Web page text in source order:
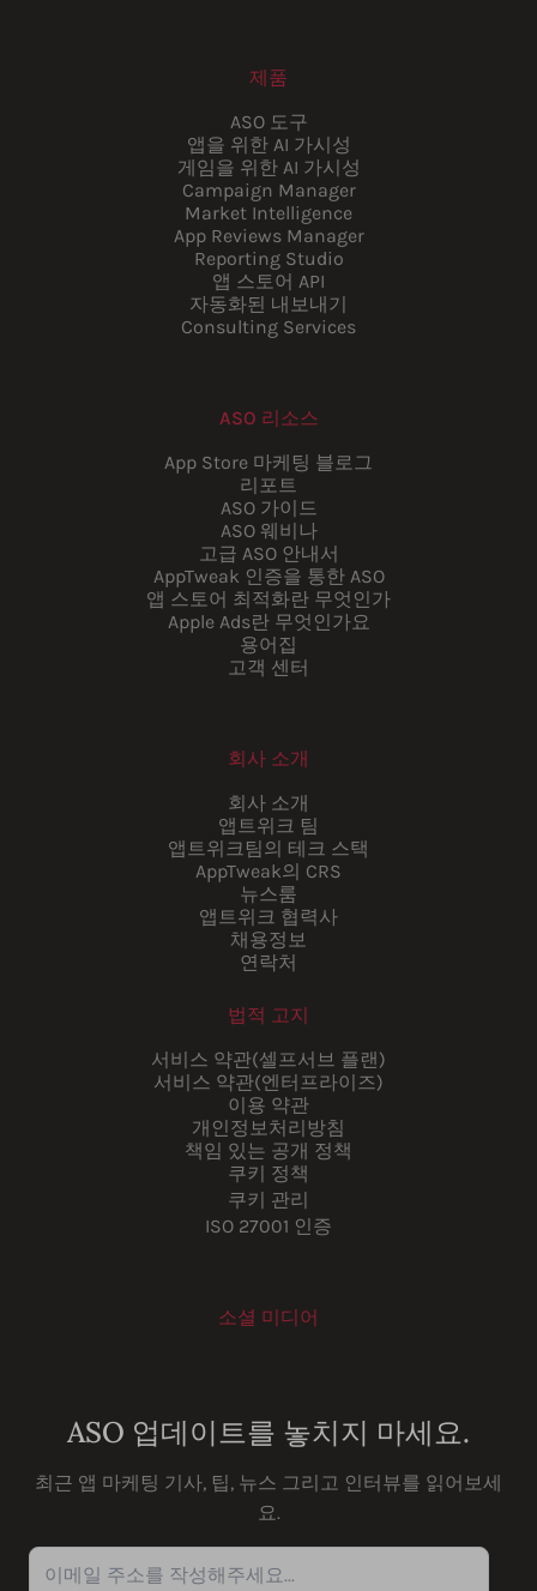
제품
ASO 도구
앱을 위한 AI 가시성
게임을 위한 AI 가시성
Campaign Manager
Market Intelligence
App Reviews Manager
Reporting Studio
앱 스토어 API
자동화된 내보내기
Consulting Services
ASO 리소스
App Store 마케팅 블로그
리포트
ASO 가이드
ASO 웨비나
고급 ASO 안내서
AppTweak 인증을 통한 ASO
앱 스토어 최적화란 무엇인가
Apple Ads란 무엇인가요
용어집
고객 센터
회사 소개
회사 소개
앱트위크 팀
앱트위크팀의 테크 스택
AppTweak의 CRS
뉴스룸
앱트위크 협력사
채용정보
연락처
법적 고지
서비스 약관(셀프서브 플랜)
서비스 약관(엔터프라이즈)
이용 약관
개인정보처리방침
책임 있는 공개 정책
쿠키 정책
쿠키 관리
ISO 27001 인증
소셜 미디어
ASO 업데이트를 놓치지 마세요.
최근 앱 마케팅 기사, 팁, 뉴스 그리고 인터뷰를 읽어보세
요.
이메일 주소를 작성해주세요...